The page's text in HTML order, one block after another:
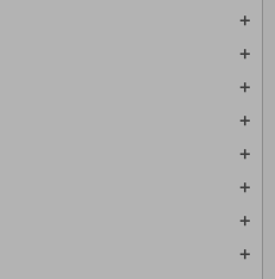
add
add
add
add
add
add
add
add